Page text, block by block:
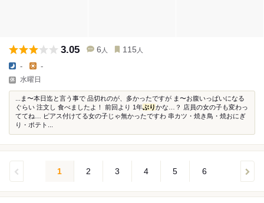
3.05 6 人 115 人
- -
水曜日
...ま〜本日迄と言う事で 品切れのが、多かったですが ま〜お腹いっぱいになる
ぐらい 注文し 食べましたよ！ 前回より 1年ぶりかな…？ 店員の女の子も変わっ
ててね… ピアス付けてる女の子じゃ無かったですわ 串カツ・焼き鳥・焼おにぎ
り・ポテト...
1 2 3 4 5 6